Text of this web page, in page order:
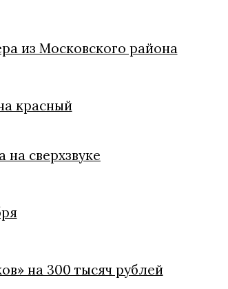
из Московского района
красный
сверхзвуке
на 300 тысяч рублей